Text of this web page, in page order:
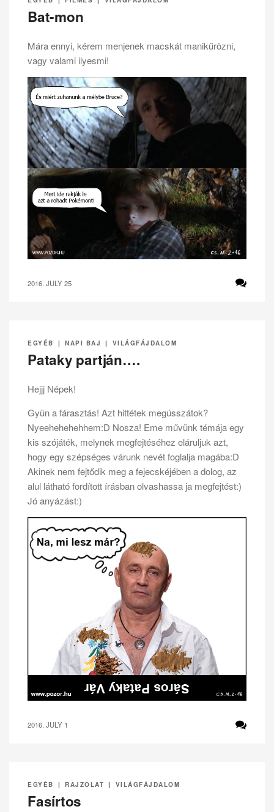
Bat-mon
Mára ennyi, kérem menjenek macskát manikűrözni,
vagy valami ilyesmi!
2016. JULY 25
EGYÉB | NAPI BAJ | VILÁGFÁJDALOM
Pataky partján….
Hejjj Népek!
Gyün a fárasztás! Azt hittétek megússzátok?
Nyeehehehehhem:D Nosza! Eme művünk témája egy
kis szójáték, melynek megfejtéséhez eláruljuk azt,
hogy egy szépséges várunk nevét foglalja magába:D
Akinek nem fejtődik meg a fejecskéjében a dolog, az
alul látható fordított írásban olvashassa ja megfejtést:)
Jó anyázást:)
2016. JULY 1
EGYÉB | RAJZOLAT | VILÁGFÁJDALOM
Fasírtos